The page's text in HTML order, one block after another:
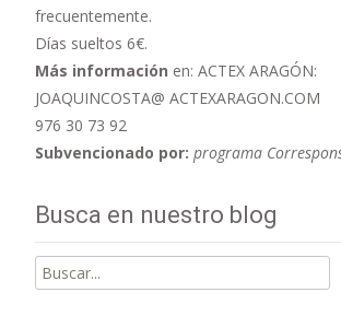
frecuentemente.
Días sueltos 6€.
Más información en: ACTEX ARAGÓN:
JOAQUINCOSTA@ ACTEXARAGON.COM
976 30 73 92
Subvencionado por: programa
Busca en nuestro blog
Buscar
por: